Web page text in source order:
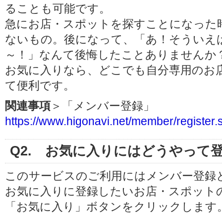
ることも可能です。
急にお店・スポットを探すことになっ
ないもの。後になって、「あ！そうい
～！」なんて後悔したことありませんか
お気に入りなら、どこでも自分専用の
て便利です。
関連事項 ＞「メンバー登録」
https://www.higonavi.net/member/
Q2. お気に入りにはどうやって
このサービスのご利用にはメンバー登録
お気に入りに登録したいお店・スポット
「お気に入り」ボタンをクリックしま